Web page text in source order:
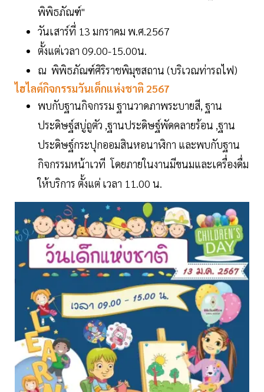
พิพิธภัณฑ์"
วันเสาร์ที่ 13 มกราคม พ.ศ.2567
ตั้งแต่เวลา 09.00-15.00น.
ณ พิพิธภัณฑ์ศิริราชพิมุขสถาน (บริเวณท่ารถไฟ)
ไฮไลต์กิจกรรมวันเด็กแห่งชาติ 2567
พบกับฐานกิจกรรม ฐานวาดภาพระบายสี, ฐาน
ประดิษฐ์สบู่ถูตัว ,ฐานประดิษฐ์พัดคลายร้อน ,ฐาน
ประดิษฐ์กระปุกออมสินหอนาฬิกา และพบกับฐาน
กิจกรรมหน้าเวที โดยภายในงานมีขนมและเครื่องดื่ม
ให้บริการ ตั้งแต่ เวลา 11.00 น.